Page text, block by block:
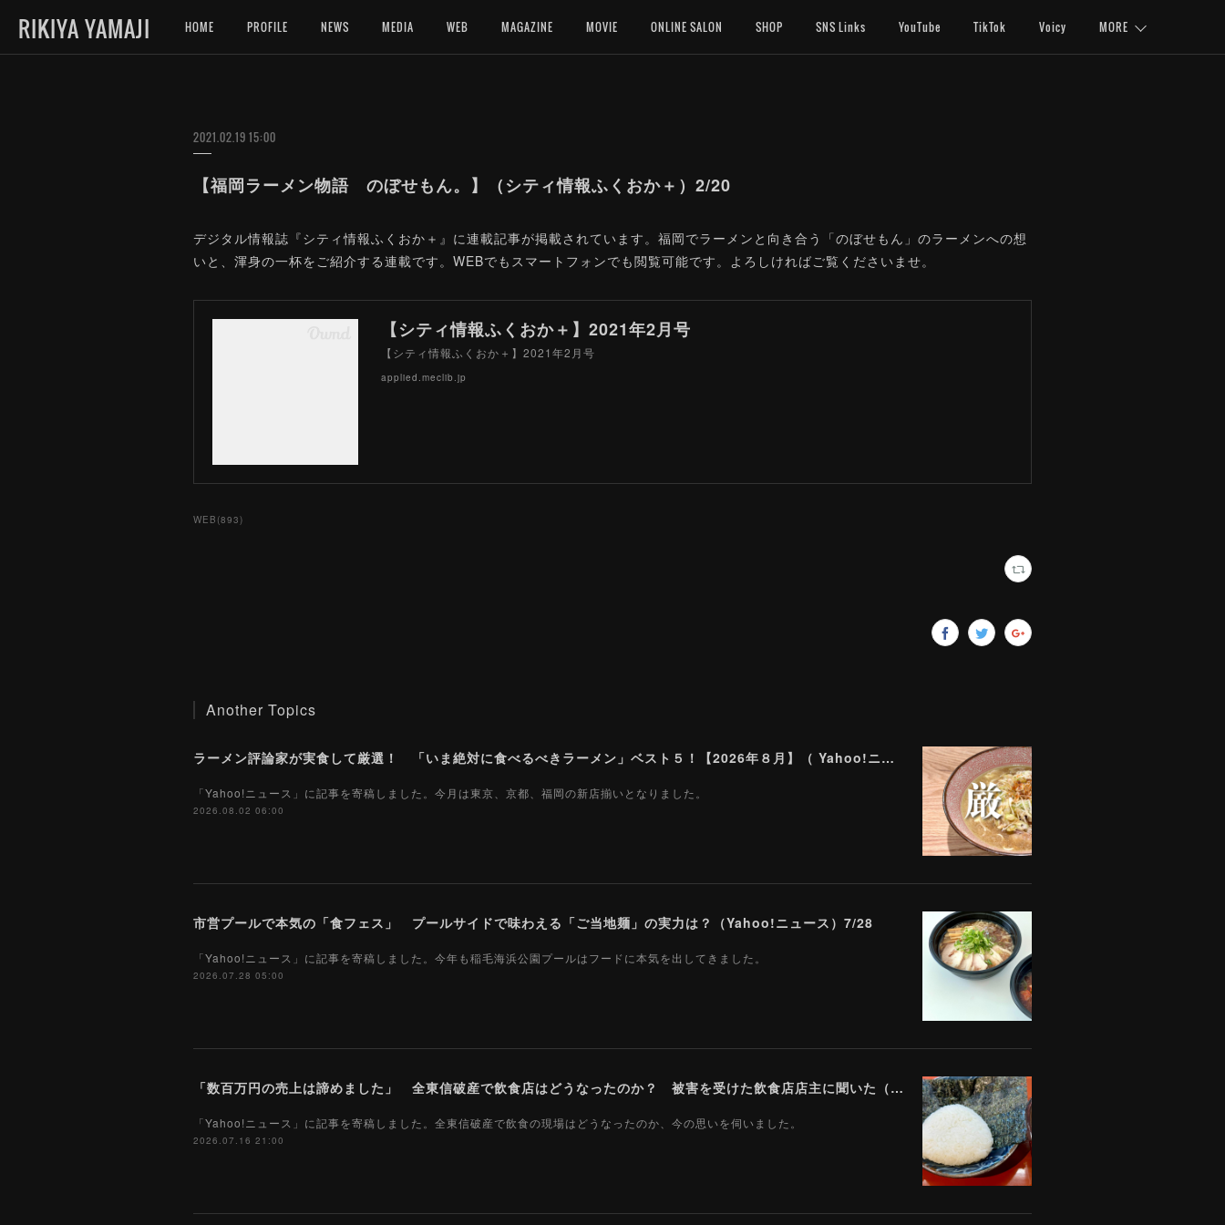
RIKIYA YAMAJI HOME PROFILE NEWS MEDIA WEB MAGAZINE MOVIE ONLINE SALON SHOP SNS Links YouTube TikTok Voicy MORE
2021.02.19 15:00
【福岡ラーメン物語 のぼせもん。】（シティ情報ふくおか＋）2/20
デジタル情報誌『シティ情報ふくおか＋』に連載記事が掲載されています。福岡でラーメンと向き合う「のぼせもん」のラーメンへの想
いと、渾身の一杯をご紹介する連載です。WEBでもスマートフォンでも閲覧可能です。よろしければご覧くださいませ。
【シティ情報ふくおか＋】2021年2月号
【シティ情報ふくおか＋】2021年2月号
applied.meclib.jp
WEB (893)
Another Topics
ラーメン評論家が実食して厳選！ 「いま絶対に食べるべきラーメン」ベスト５！【2026年８月】（ Yahoo!ニュース）8/2
「Yahoo!ニュース」に記事を寄稿しました。今月は東京、京都、福岡の新店揃いとなりました。
2026.08.02 06:00
市営プールで本気の「食フェス」 プールサイドで味わえる「ご当地麺」の実力は？（Yahoo!ニュース）7/28
「Yahoo!ニュース」に記事を寄稿しました。今年も稲毛海浜公園プールはフードに本気を出してきました。
2026.07.28 05:00
「数百万円の売上は諦めました」 全東信破産で飲食店はどうなったのか？ 被害を受けた飲食店店主に聞いた（Yahoo!ニュース）7/17
「Yahoo!ニュース」に記事を寄稿しました。全東信破産で飲食の現場はどうなったのか、今の思いを伺いました。
2026.07.16 21:00